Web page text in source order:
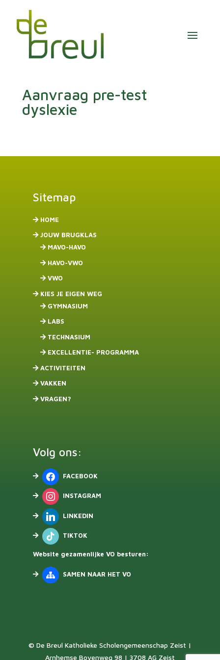
Aanvraag pre-test
dyslexie
Sitemap
HOME
JOUW BRUGKLAS
MAVO-HAVO
HAVO-VWO
VWO
KIES JE EIGEN WEG
GYMNASIUM
LABS
TECHNASIUM
EXCELLENTIE- PROGRAMMA
ACTIVITEITEN
VAKKEN
VRAGEN?
Volg ons:
FACEBOOK
INSTAGRAM
LINKEDIN
TIKTOK
Website gezamenlijke VO besturen:
SAMEN NAAR HET VO
© De Breul Katholieke Scholengemeenschap Zeist |
Arnhemse Bovenweg 98 | 3708 AG Zeist